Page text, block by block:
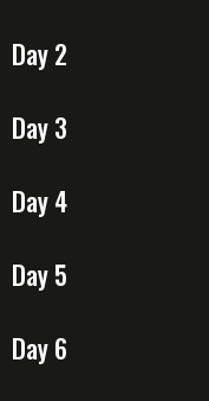
Day 2
Day 3
Day 4
Day 5
Day 6